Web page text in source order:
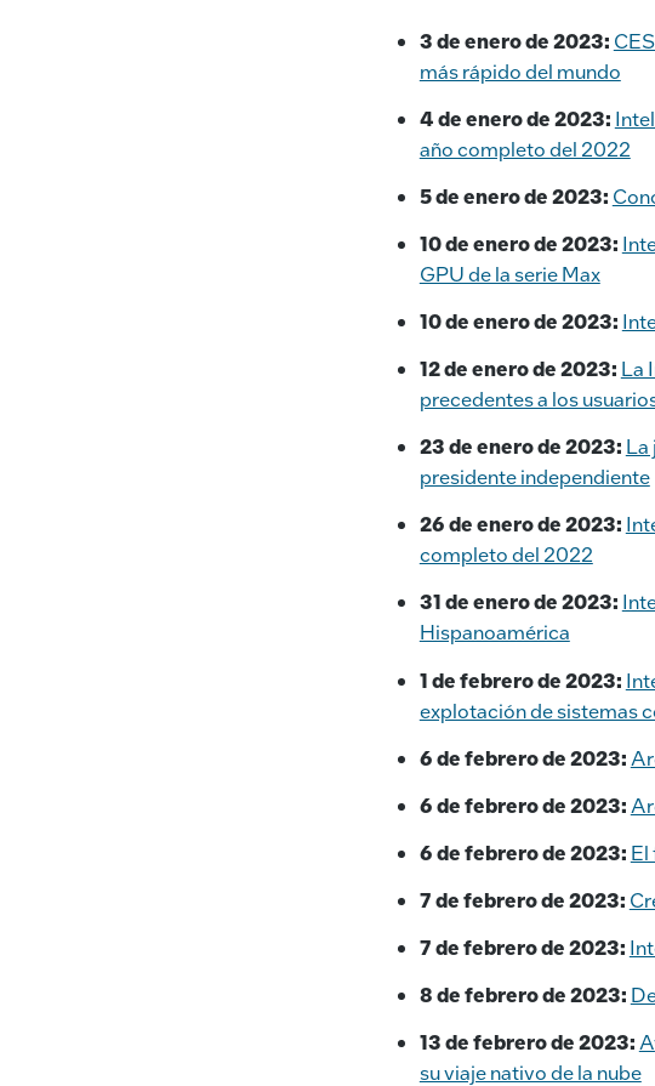
3 de enero de 2023:
más rápido del mundo
4 de enero de 2023:
año completo del 2022
5 de enero de 2023:
10 de enero de 2023:
GPU de la serie Max
10 de enero de 2023:
12 de enero de 2023: La
precedentes a los
23 de enero de 2023: La
presidente independiente
26 de enero de 2023:
completo del 2022
31 de enero de 2023:
Hispanoamérica
1 de febrero de 2023:
explotación de sistemas
6 de febrero de 2023:
6 de febrero de 2023:
6 de febrero de 2023: El
7 de febrero de 2023:
7 de febrero de 2023:
8 de febrero de 2023:
13 de febrero de 2023:
su viaje nativo de la nube